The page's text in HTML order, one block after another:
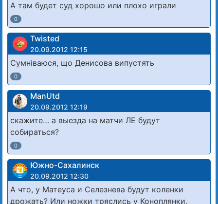
А там будет суд хорошо или плохо играли
0
Twisted
20.09.2012 12:15
Сумніваюся, що Денисова випустять
0
ManUtd
20.09.2012 12:19
скажите… а выезда на матчи ЛЕ будут
собираться?
0
Южно-Сахалинск
20.09.2012 12:30
А что, у Матеуса и Селезнева будут коленки
дрожать? Или ножки тряслись у Коноплянки,